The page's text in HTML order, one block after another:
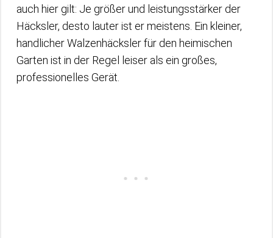
auch hier gilt: Je größer und leistungsstärker der
Häcksler, desto lauter ist er meistens. Ein kleiner,
handlicher Walzenhäcksler für den heimischen
Garten ist in der Regel leiser als ein großes,
professionelles Gerät.